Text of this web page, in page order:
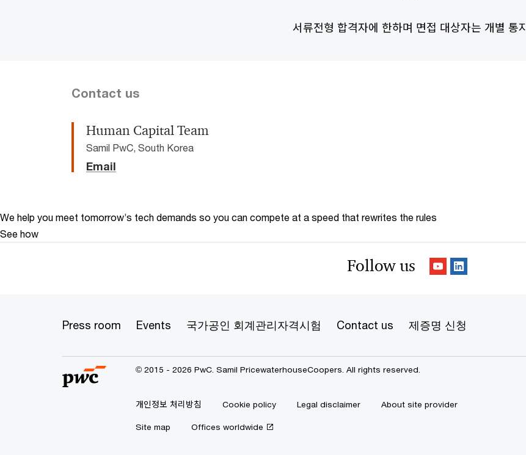
서류전형 합격자에 한하며 면접 대상자는 개별 통지
Contact us
Human Capital Team
Samil PwC, South Korea
Email
We help you meet tomorrow’s tech demands so you can compete at a speed that rewrites the rules
See how
Follow us
Press room Events 국가공인 회계관리자격시험 Contact us 제증명 신청
© 2015 - 2026 PwC. Samil PricewaterhouseCoopers. All rights reserved.
개인정보 처리방침 Cookie policy Legal disclaimer About site provider
Site map Offices worldwide